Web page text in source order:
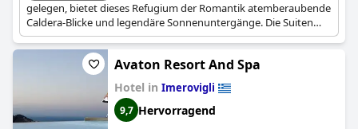
gelegen, bietet dieses Refugium der Romantik atemberaubende
Caldera-Blicke und legendäre Sonnenuntergänge. Die Suiten
sind geräumig mit privaten Balkonen, und einige Deluxe-Suiten
verfügen über private beheizte Pools. Das Hotel bietet eine
Poolbar und Speisemöglichkeiten im Freien.
Avaton Resort And Spa
Hotel in Imerovigli
9,7 Hervorragend